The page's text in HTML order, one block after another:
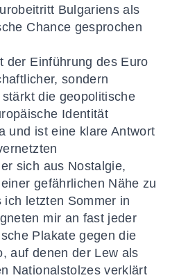
Bulgariens als
Chance gesprochen
der Einführung des Euro
sondern
die geopolitische
Identität
und ist eine klare Antwort
sich aus Nostalgie,
gefährlichen Nähe zu
ich letzten Sommer in
mir an fast jeder
Plakate gegen die
auf denen der Lew als
Nationalstolzes verklärt